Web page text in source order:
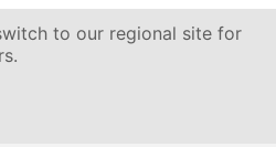
to our regional site for